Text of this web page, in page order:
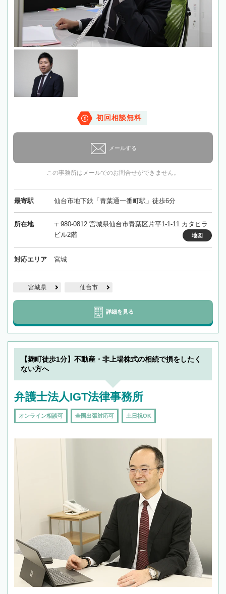
初回相談無料
メールする
この事務所はメールでのお問合せができません。
最寄駅 仙台市地下鉄「青葉通一番町駅」徒歩6分
所在地
〒980-0812 宮城県仙台市青葉区片平1-1-11 カタヒラ
ビル2階
地図
対応エリア 宮城
宮城県 仙台市
詳細を見る
【麹町徒歩1分】不動産・非上場株式の相続で損をしたく
ない方へ
弁護士法人IGT法律事務所
オンライン相談可 全国出張対応可 土日祝OK